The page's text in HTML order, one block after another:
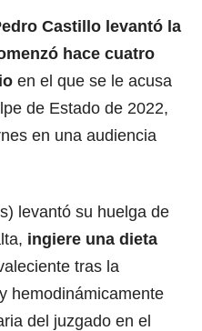
Castillo levantó la
hace cuatro
en el que se le acusa
de Estado de 2022,
en una audiencia
levantó su huelga de
ingiere una dieta
tras la
hemodinámicamente
del juzgado en el